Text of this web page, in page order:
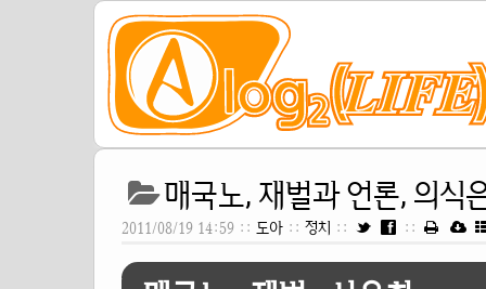
매국노, 재벌과 언론, 의식
2011/08/19 14:59 :: 도아 :: 정치 :: ::